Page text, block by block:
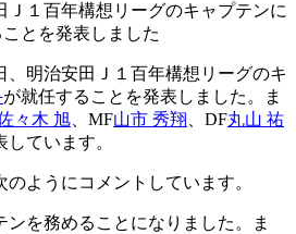
Ｊ１百年構想リーグのキャプテンに
とを発表しました
、明治安田Ｊ１百年構想リーグのキ
が就任することを発表しました。ま
々木 旭 、MF山市 秀翔 、DF丸山 祐
ています。
ようにコメントしています。
ンを務めることになりました。ま